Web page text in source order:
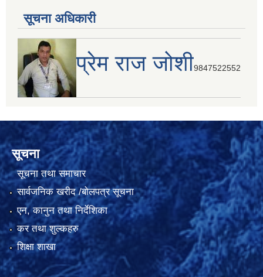
सूचना अधिकारी
प्रेम राज जोशी9847522552
सूचना
सूचना तथा समाचार
सार्वजनिक खरीद /बोलपत्र सूचना
एन, कानुन तथा निर्देशिका
कर तथा शुल्कहरु
शिक्षा शाखा